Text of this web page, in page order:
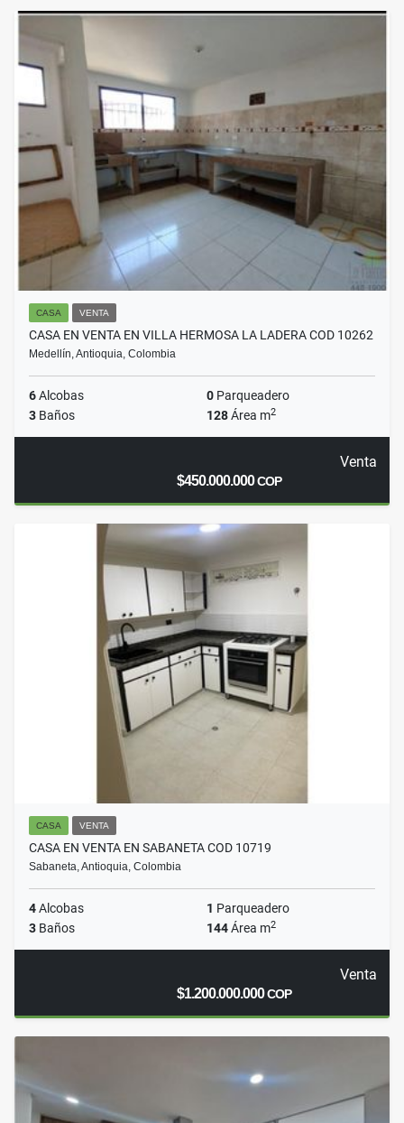
CASA VENTA
CASA EN VENTA EN VILLA HERMOSA LA LADERA COD 10262
Medellín, Antioquia, Colombia
6Alcobas 0 Parqueadero
3 Baños 128Área m2
Venta
$450.000.000COP
CASA VENTA
CASA EN VENTA EN SABANETA COD 10719
Sabaneta, Antioquia, Colombia
4Alcobas 1 Parqueadero
3 Baños 144Área m2
Venta
$1.200.000.000COP